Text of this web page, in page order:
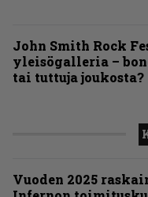
John Smith Rock
yleisögalleria –
tai tuttuja joukosta?
Vuoden 2025